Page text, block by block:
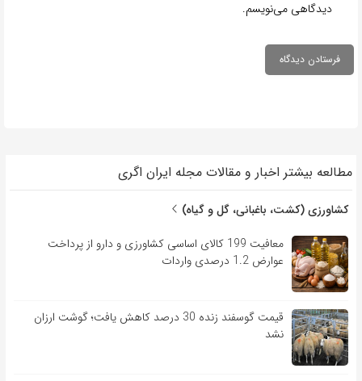
دیدگاهی می‌نویسم.
مطالعه بیشتر اخبار و مقالات مجله ایران اگری
کشاورزی (کشت، باغبانی، گل و گیاه)
معافیت 199 کالای اساسی کشاورزی و دارو از پرداخت
عوارض 1.2 درصدی واردات
قیمت گوسفند زنده 30 درصد کاهش یافت؛ گوشت ارزان
نشد